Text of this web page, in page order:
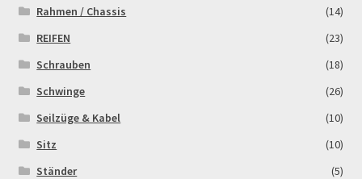
Rahmen / Chassis
(14)
REIFEN
(23)
Schrauben
(18)
Schwinge
(26)
Seilzüge & Kabel
(10)
Sitz
(10)
Ständer
(5)